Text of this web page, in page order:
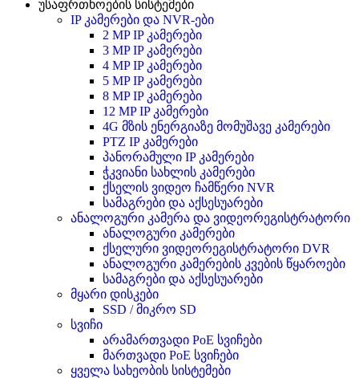
უსაფრთხოების სისტემები
IP კამერები და NVR-ები
2 MP IP კამერები
3 MP IP კამერები
4 MP IP კამერები
5 MP IP კამერები
8 MP IP კამერები
12 MP IP კამერები
4G მზის ენერგიაზე მომუშავე კამერები
PTZ IP კამერები
პანორამული IP კამერები
ჭკვიანი სახლის კამერები
ქსელის ვიდეო ჩამწერი NVR
სამაგრები და აქსესუარები
ანალოგური კამერა და ვიდეორეგისტრატორი
ანალოგური კამერები
ქსელური ვიდეორეგისტრატორი DVR
ანალოგური კამერების კვების წყაროები
სამაგრები და აქსესუარები
მყარი დისკები
SSD / მიკრო SD
სვიჩი
არამართვადი PoE სვიჩები
მართვადი PoE სვიჩები
ყველა სახეობის სისტემები